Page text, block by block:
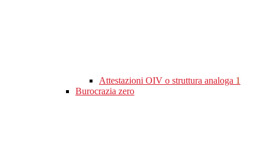
Attestazioni OIV o struttura analoga 1
Burocrazia zero